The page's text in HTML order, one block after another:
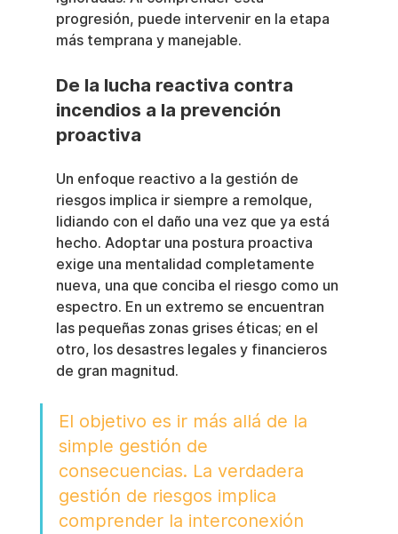
progresión, puede intervenir en la etapa
más temprana y manejable.
De la lucha reactiva contra
incendios a la prevención
proactiva
Un enfoque reactivo a la gestión de
riesgos implica ir siempre a remolque,
lidiando con el daño una vez que ya está
hecho. Adoptar una postura proactiva
exige una mentalidad completamente
nueva, una que conciba el riesgo como un
espectro. En un extremo se encuentran
las pequeñas zonas grises éticas; en el
otro, los desastres legales y financieros
de gran magnitud.
El objetivo es ir más allá de la
simple gestión de
consecuencias. La verdadera
gestión de riesgos implica
comprender la interconexión